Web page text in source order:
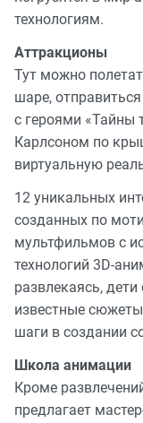
технологиям.
Аттракционы
Тут можно
шаре,
с героями «Тайны
Карлсоном по
виртуальную
12 уникальных
созданных по
мультфильмов с
технологий 3D-
развлекаясь,
известные
шаги в создании
Школа анимации
Кроме
предлагает